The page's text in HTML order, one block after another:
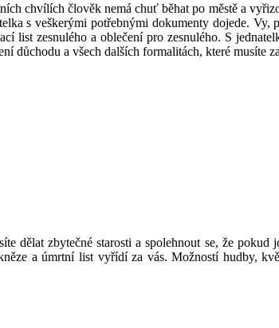
chvílích člověk nemá chuť běhat po městě a
s veškerými potřebnými dokumenty dojede.
list zesnulého a oblečení pro zesnulého. S
důchodu a všech dalších formalitách, které musíte
dělat zbytečné starosti a spolehnout se, že
a úmrtní list vyřídí za vás. Možností hudby,